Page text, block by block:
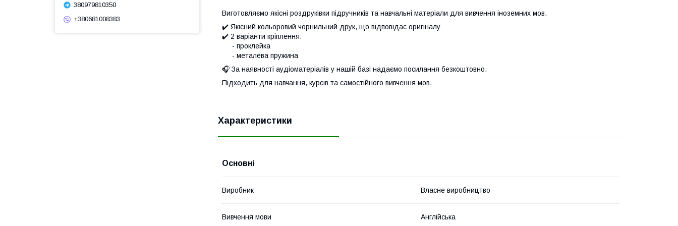
Виготовляємо якісні роздруківки підручників та навчальні матеріали для вивчення іноземних мов.
✔️ Якісний кольоровий чорнильний друк, що відповідає оригіналу
✔️ 2 варіанти кріплення:
- проклейка
- металева пружина
🎧 За наявності аудіоматеріалів у нашій базі надаємо посилання безкоштовно.
Підходить для навчання, курсів та самостійного вивчення мов.
Характеристики
Основні
Виробник Власне виробництво
Вивчення мови Англійська
380979810350
+380681008383